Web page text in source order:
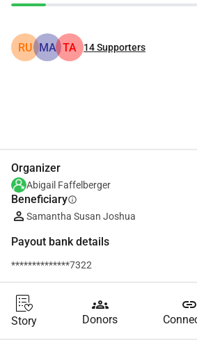
RU MA TA 14Supporters
Organizer
Abigail Faffelberger
Beneficiaryinfo
Samantha Susan Joshua
Payout bank details
**************7322
Story
groups
Donors
link